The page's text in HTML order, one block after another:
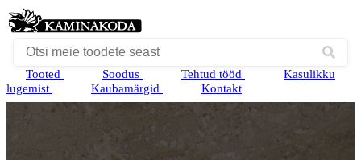
Tooted Soodus Tehtud tööd
Kasulikku
lugemist
Kaubamärgid Kontakt